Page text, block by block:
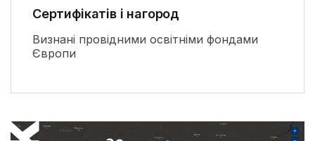
Сертифікатів і нагород
Визнані провідними освітніми фондами
Європи